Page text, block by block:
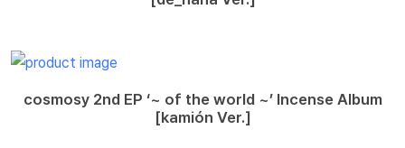
cosmosy 2nd EP ‘~ of the world ~’ Incense Album
[kamión Ver.]